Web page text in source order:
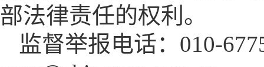
部法律责任的权利。
监督举报电话：010-